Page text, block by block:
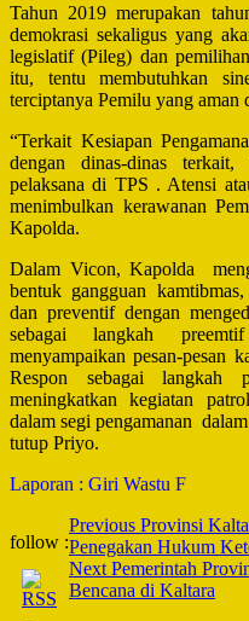
Tahun 2019 merupakan
demokrasi sekaligus yang
legislatif (Pileg) dan
itu, tentu membutuhkan
terciptanya Pemilu yang aman
“Terkait Kesiapan
dengan dinas-dinas
pelaksana di TPS . Atensi
menimbulkan kerawanan
Kapolda.
Dalam Vicon, Kapolda
bentuk gangguan
dan preventif dengan
sebagai langkah
menyampaikan pesan-pesan
Respon sebagai langkah
meningkatkan kegiatan
dalam segi pengamanan
tutup Priyo.
Laporan : Giri Wastu F
follow :
Post
Navigation
Previous Provinsi
Penegakan Hukum
Next Pemerintah
Bencana di Kaltara